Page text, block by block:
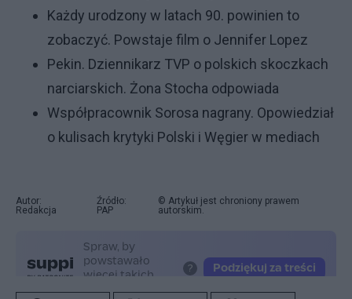
Każdy urodzony w latach 90. powinien to
zobaczyć. Powstaje film o Jennifer Lopez
Pekin. Dziennikarz TVP o polskich skoczkach
narciarskich. Żona Stocha odpowiada
Współpracownik Sorosa nagrany. Opowiedział
o kulisach krytyki Polski i Węgier w mediach
Autor:
Redakcja
Źródło:
PAP
© Artykuł jest chroniony prawem
autorskim.